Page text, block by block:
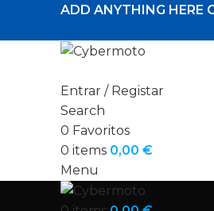
ADD ANYTHING HERE
Entrar / Registar
Search
0 Favoritos
0 items 0,00 €
Menu